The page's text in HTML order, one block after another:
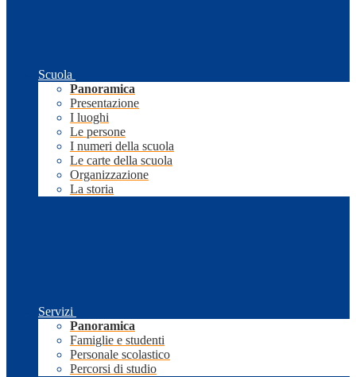
Scuola
Panoramica
Presentazione
I luoghi
Le persone
I numeri della scuola
Le carte della scuola
Organizzazione
La storia
Servizi
Panoramica
Famiglie e studenti
Personale scolastico
Percorsi di studio